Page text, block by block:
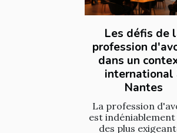
Les défis de
profession
dans un
international
Nantes
La profession
est
des plus